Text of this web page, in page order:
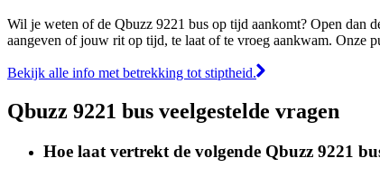
Wil je weten of de Qbuzz 9221 bus op tijd aankomt? Open dan
aangeven of jouw rit op tijd, te laat of te vroeg aankwam. Onze
Bekijk alle info met betrekking tot stiptheid.
Qbuzz 9221 bus veelgestelde vragen
Hoe laat vertrekt de volgende Qbuzz 9221